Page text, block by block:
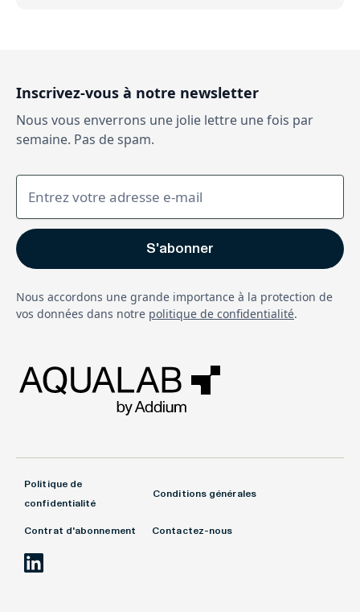
Inscrivez-vous à notre newsletter
Nous vous enverrons une jolie lettre une fois par
semaine. Pas de spam.
Nous accordons une grande importance à la protection de
vos données dans notre politique de confidentialité.
Politique de
confidentialité
Conditions générales
Contrat d'abonnement Contactez-nous